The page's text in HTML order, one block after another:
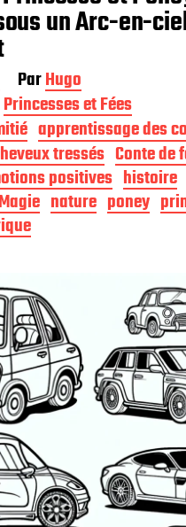
un Arc-en-
ParHugo
Princesses et Fées
apprentissage des
tressés Conte de
positives histoire
Magie nature poney